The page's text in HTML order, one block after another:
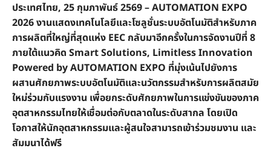
ประเทศไทย, 25 กุมภาพันธ์ 2569 – AUTOMATION EXPO
2026 งานแสดงเทคโนโลยีและโซลูชั่นระบบอัตโนมัติสำหรับภาค
การผลิตที่ใหญ่ที่สุดแห่ง EEC กลับมาอีกครั้งในการจัดงานปีที่ 8
ภายใต้แนวคิด Smart Solutions, Limitless Innovation
Powered by AUTOMATION EXPO ที่มุ่งเน้นไปยังการ
ผสานศักยภาพระบบอัตโนมัติและนวัตกรรมสำหรับการผลิตสมัย
ใหม่ร่วมกับแรงงาน เพื่อยกระดับศักยภาพในการแข่งขันของภาค
อุตสาหกรรมไทยให้เชื่อมต่อกับตลาดในระดับสากล โดยเปิด
โอกาสให้นักอุตสาหกรรมและผู้สนใจสามารถเข้าร่วมชมงาน และ
สัมมนาได้ฟรี